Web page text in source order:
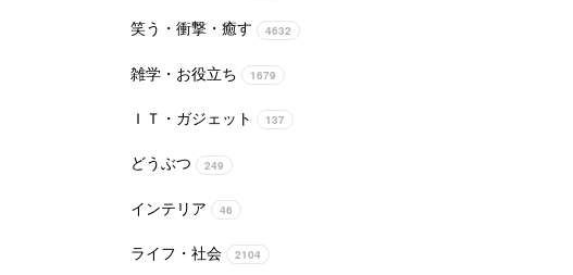
笑う・衝撃・癒す 4632
雑学・お役立ち 1679
ＩＴ・ガジェット 137
どうぶつ 249
インテリア 46
ライフ・社会 2104